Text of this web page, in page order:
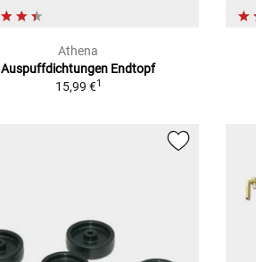
Athena
Auspuffdichtungen Endtopf
15,99 €1